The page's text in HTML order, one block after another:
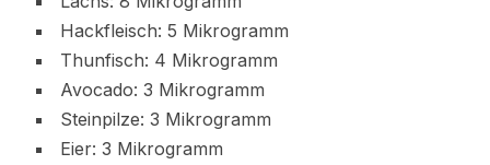
Hackfleisch: 5 Mikrogramm
Thunfisch: 4 Mikrogramm
Avocado: 3 Mikrogramm
Steinpilze: 3 Mikrogramm
Eier: 3 Mikrogramm